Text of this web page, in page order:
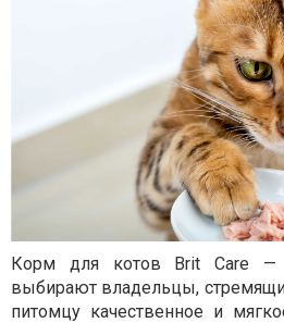
Корм для котов Brit Care —
выбирают владельцы,
питомцу качественное и